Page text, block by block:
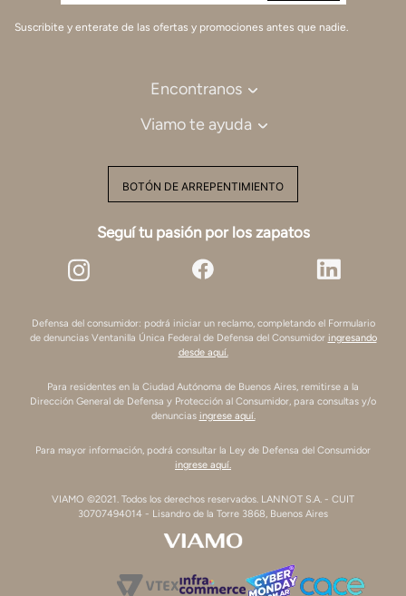
Suscribite y enterate de las ofertas y promociones antes que nadie.
Encontranos
Viamo te ayuda
BOTÓN DE ARREPENTIMIENTO
Seguí tu pasión por los zapatos
Defensa del consumidor: podrá iniciar un reclamo, completando el Formulario
de denuncias Ventanilla Única Federal de Defensa del Consumidor ingresando
desde aquí.
Para residentes en la Ciudad Autónoma de Buenos Aires, remitirse a la
Dirección General de Defensa y Protección al Consumidor, para consultas y/o
denuncias ingrese aquí.
Para mayor información, podrá consultar la Ley de Defensa del Consumidor
ingrese aquí.
VIAMO ©2021. Todos los derechos reservados. LANNOT S.A. - CUIT
30707494014 - Lisandro de la Torre 3868, Buenos Aires